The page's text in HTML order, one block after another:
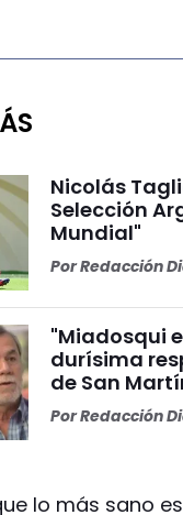
Nicolás
Selección
Mundial"
PorRedacción
"Miadosqui
durísima
de San
PorRedacción
lo más sano